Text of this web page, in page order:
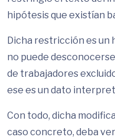
hipótesis que existían
Dicha restricción es
no puede
de trabajadores
ese es un dato
Con todo, dicha
caso concreto, deba